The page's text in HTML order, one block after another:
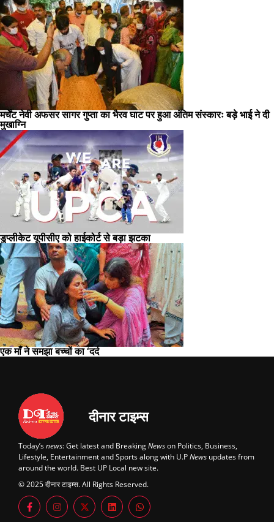
मर्चेंट नेवी अफसर सागर गुप्ता का भैरव घाट पर हुआ अंतिम संस्कारः बड़े भाई ने दी
मुखाग्नि
डुप्लीकेट यूपीसीए को हाईकोर्ट से बड़ा झटका
एक माँ ने समझा बच्चों का ‘दर्द
दीनार टाइम्स
Today’snews: Get latest and BreakingNewson Politics, Business,
Lifestyle, Entertainment and Sports along with U.PNews updates from
around the world. Best UP Local new site.
© 2025 दीनार टाइम्स. All Rights Reserved.